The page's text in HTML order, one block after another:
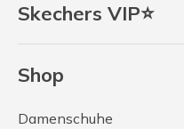
Skechers VIP⭐
Shop
Damenschuhe